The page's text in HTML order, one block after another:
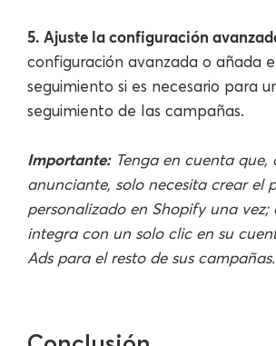
5. Ajuste la configuración
configuración avanzada o añada
seguimiento si es necesario para
seguimiento de las campañas.
Importante:Tenga en cuenta que,
anunciante, solo necesita crear el
personalizado en Shopify una vez;
integra con un solo clic en su
Ads para el resto de sus campañas.